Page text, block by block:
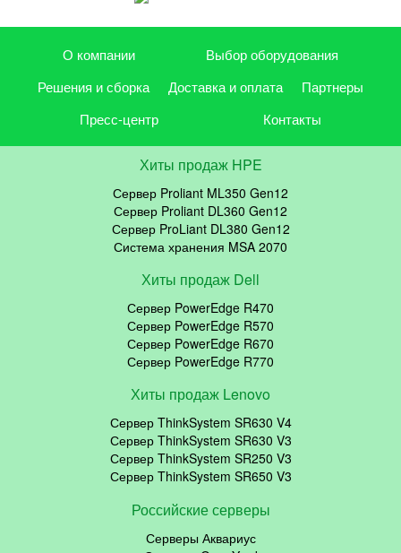
О компании
Выбор оборудования
Решения и сборка
Доставка и оплата
Партнеры
Пресс-центр
Контакты
Хиты продаж HPE
Сервер Proliant ML350 Gen12
Сервер Proliant DL360 Gen12
Сервер ProLiant DL380 Gen12
Система хранения MSA 2070
Хиты продаж Dell
Сервер PowerEdge R470
Сервер PowerEdge R570
Сервер PowerEdge R670
Сервер PowerEdge R770
Хиты продаж Lenovo
Сервер ThinkSystem SR630 V4
Сервер ThinkSystem SR630 V3
Сервер ThinkSystem SR250 V3
Сервер ThinkSystem SR650 V3
Российские серверы
Серверы Аквариус